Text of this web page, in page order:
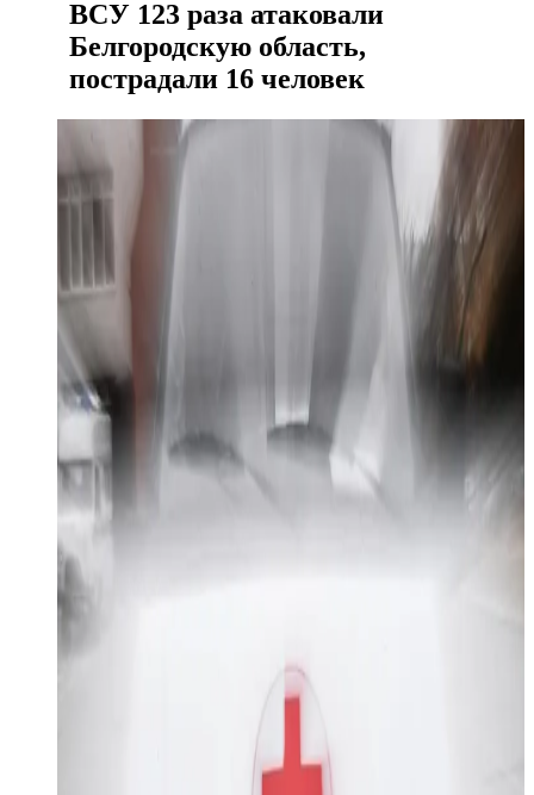
ВСУ 123 раза атаковали
Белгородскую область,
пострадали 16 человек